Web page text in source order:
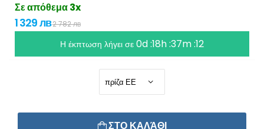
Σε απόθεμα 3x
1 329 лв2 782 лв
Η έκπτωση λήγει σε 0d :18h :37m :12
ΣΤΟ ΚΑΛΆΘΙ